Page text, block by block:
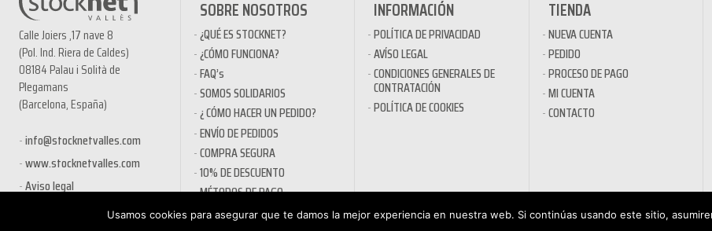
Calle Joiers ,17 nave 8
(Pol. Ind. Riera de Caldes)
08184 Palau i Solità de
Plegamans
(Barcelona, España)
info@stocknetvalles.com
www.stocknetvalles.com
Aviso legal
SOBRE NOSOTROS
¿QUÉ ES STOCKNET?
¿CÓMO FUNCIONA?
FAQ’s
SOMOS SOLIDARIOS
¿ CÓMO HACER UN PEDIDO?
ENVÍO DE PEDIDOS
COMPRA SEGURA
10% DE DESCUENTO
MÉTODOS DE PAGO
PRODUCTOS EN OFERTA
INFORMACIÓN
POLÍTICA DE PRIVACIDAD
AVÍSO LEGAL
CONDICIONES GENERALES DE
CONTRATACIÓN
POLÍTICA DE COOKIES
TIENDA
NUEVA CUENTA
PEDIDO
PROCESO DE PAGO
MI CUENTA
CONTACTO
Usamos cookies para asegurar que te damos la mejor experiencia en nuestra web. Si continúas usando este sitio,